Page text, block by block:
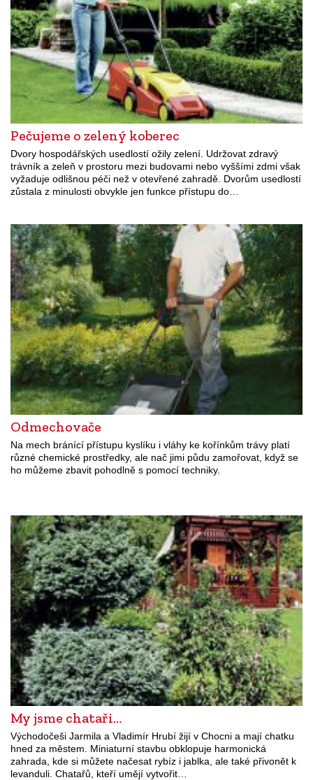
Pečujeme o zelený koberec
Dvory hospodářských usedlostí ožily zelení. Udržovat zdravý
trávník a zeleň v prostoru mezi budovami nebo vyššími zdmi však
vyžaduje odlišnou péči než v otevřené zahradě. Dvorům usedlostí
zůstala z minulosti obvykle jen funkce přístupu do…
Odmechovače
Na mech bránící přístupu kyslíku i vláhy ke kořínkům trávy platí
různé chemické prostředky, ale nač jimi půdu zamořovat, když se
ho můžeme zbavit pohodlně s pomocí techniky.
My jsme chataři…
Východočeši Jarmila a Vladimír Hrubí žijí v Chocni a mají chatku
hned za městem. Miniaturní stavbu obklopuje harmonická
zahrada, kde si můžete načesat rybíz i jablka, ale také přivonět k
levanduli. Chatařů, kteří umějí vytvořit…